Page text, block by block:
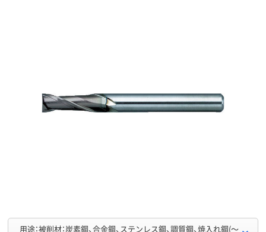
用途：被削材：炭素鋼、合金鋼、ステンレス鋼、調質鋼、焼入れ鋼(～